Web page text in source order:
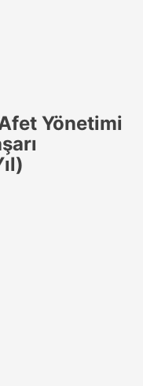
Yönetimi